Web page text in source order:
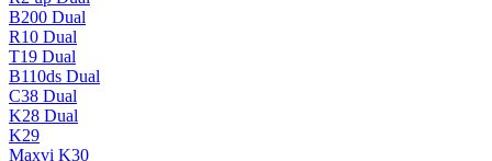
B200 Dual
R10 Dual
T19 Dual
B110ds Dual
C38 Dual
K28 Dual
K29
Maxvi K30